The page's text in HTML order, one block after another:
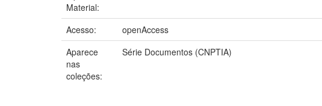
Material:
Acesso:
openAccess
Aparece
nas
coleções:
Série Documentos (CNPTIA)